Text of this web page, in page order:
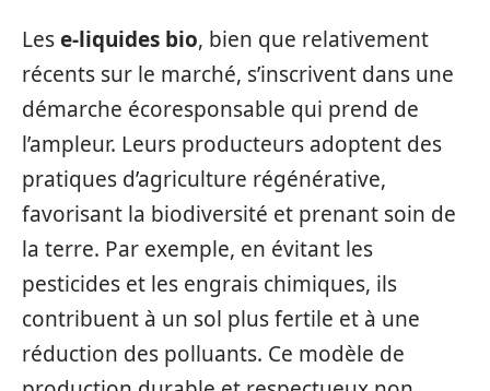
Lese-liquides bio, bien que relativement
récents sur le marché, s’inscrivent dans une
démarche écoresponsable qui prend de
l’ampleur. Leurs producteurs adoptent des
pratiques d’agriculture régénérative,
favorisant la biodiversité et prenant soin de
la terre. Par exemple, en évitant les
pesticides et les engrais chimiques, ils
contribuent à un sol plus fertile et à une
réduction des polluants. Ce modèle de